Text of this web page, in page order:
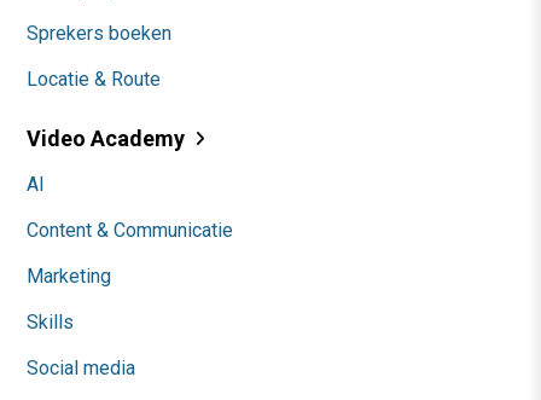
Sprekers boeken
Locatie & Route
Video Academy
AI
Content & Communicatie
Marketing
Skills
Social media